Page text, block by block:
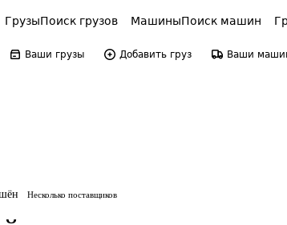
ГрузыПоиск грузов МашиныПоиск машин
Ваши грузы Добавить груз Ваши
Несколько поставщиков